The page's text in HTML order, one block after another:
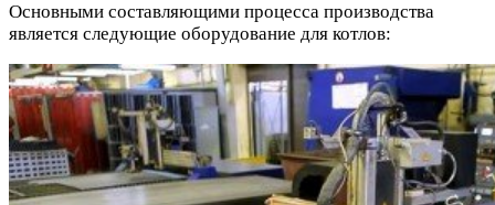
Основными составляющими процесса производства
является следующие оборудование для котлов: